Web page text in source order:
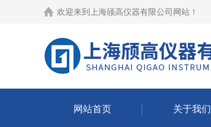
欢迎来到 上海颀高仪器有限公司网站 ！
网站首页 关于我们